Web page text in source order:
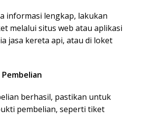
informasi lengkap, lakukan
melalui situs web atau aplikasi
jasa kereta api, atau di loket
berhasil, pastikan untuk
pembelian, seperti tiket